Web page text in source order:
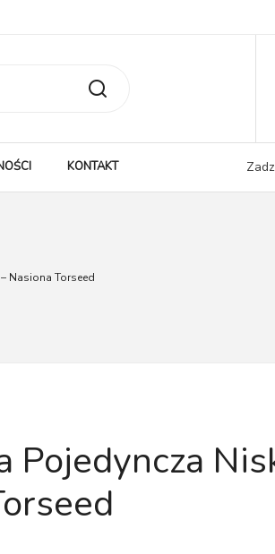
KONTAKT
Nasiona Torseed
Pojedyncza